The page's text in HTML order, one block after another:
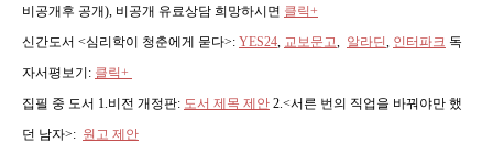
비공개후 공개), 비공개 유료상담 희망하시면 클릭+
신간도서 <심리학이 청춘에게 묻다>: YES24, 교보문고, 알라딘, 인터파크 독
자서평보기: 클릭+
집필 중 도서 1.비전 개정판: 도서 제목 제안 2.<서른 번의 직업을 바꿔야만 했
던 남자>: 원고 제안